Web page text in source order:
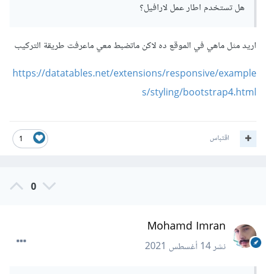
هل تستخدم اطار عمل لارافيل؟
اريد مثل ماهي في الموقع ده لاكن ماتضبط معي ماعرفت طريقة التركيب
https://datatables.net/extensions/responsive/example
s/styling/bootstrap4.html
1 اقتباس
0
Mohamd Imran
نشر14 أغسطس 2021